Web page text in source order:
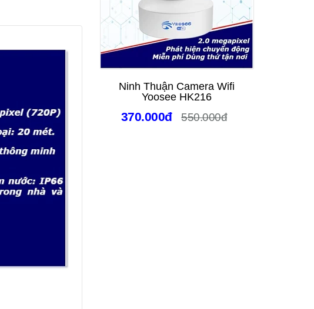
Ninh Thuận Camera Wifi
Yoosee HK216
370.000đ 550.000đ